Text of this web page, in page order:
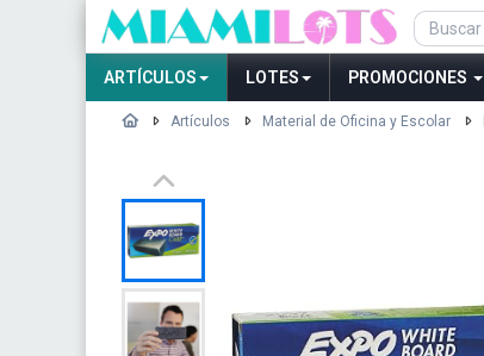
ARTÍCULOS LOTES PROMOCIONES
Artículos Material de Oficina y Escolar